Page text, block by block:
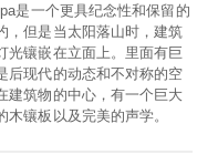
是一个更具纪念性和保留的
，但是当太阳落山时，建筑
光镶嵌在立面上。里面有巨
后现代的动态和不对称的空
建筑物的中心，有一个巨大
镶板以及完美的声学。